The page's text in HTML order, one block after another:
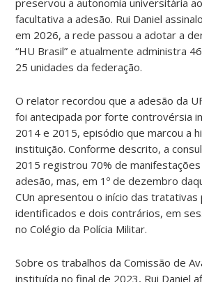
facultativa a adesão. Rui Daniel
em 2026, a rede passou a adotar a
“HU Brasil” e atualmente administra
25 unidades da federação.
O relator recordou que a adesão da
foi antecipada por forte controvérsia
2014 e 2015, episódio que marcou a
instituição. Conforme descrito, a
2015 registrou 70% de
adesão, mas, em 1º de dezembro
CUn apresentou o início das
identificados e dois contrários, em
no Colégio da Polícia Militar.
Sobre os trabalhos da Comissão de
instituída no final de 2023, Rui Daniel